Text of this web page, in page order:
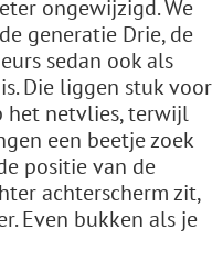
ongewijzigd. We
generatie Drie, de
sedan ook als
Die liggen stuk voor
het netvlies, terwijl
een beetje zoek
positie van de
achterscherm zit,
Even bukken als je